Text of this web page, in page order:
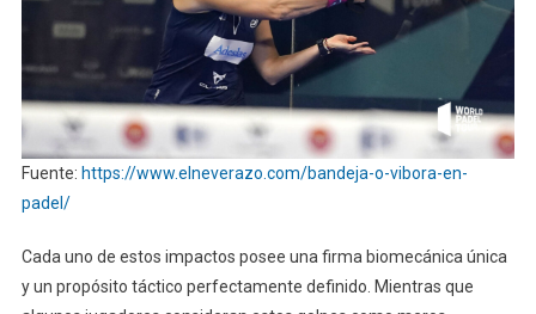
Fuente: https://www.elneverazo.com/bandeja-o-vibora-en-
padel/
Cada uno de estos impactos posee una firma biomecánica única
y un propósito táctico perfectamente definido. Mientras que